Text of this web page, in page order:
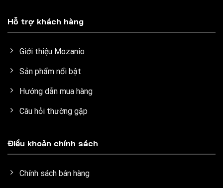
Hỗ trợ khách hàng
Giới thiệu Mozanio
Sản phẩm nổi bật
Hướng dẫn mua hàng
Câu hỏi thường gặp
Điều khoản chính sách
Chính sách bán hàng